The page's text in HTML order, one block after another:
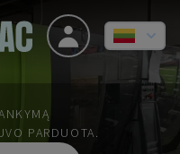
PARDUOTA.